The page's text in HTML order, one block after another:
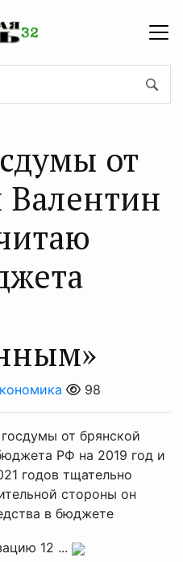
от
98
от брянской
РФ на 2019 год и
годов тщательно
стороны он
в бюджете
12 ...